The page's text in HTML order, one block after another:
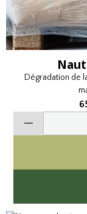
Dégradation de